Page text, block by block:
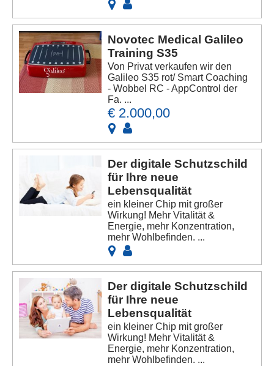
Novotec Medical Galileo
Training S35
Von Privat verkaufen wir den
Galileo S35 rot/ Smart Coaching
- Wobbel RC - AppControl der
Fa. ...
€ 2.000,00
Der digitale Schutzschild
für Ihre neue
Lebensqualität
ein kleiner Chip mit großer
Wirkung! Mehr Vitalität &
Energie, mehr Konzentration,
mehr Wohlbefinden. ...
Der digitale Schutzschild
für Ihre neue
Lebensqualität
ein kleiner Chip mit großer
Wirkung! Mehr Vitalität &
Energie, mehr Konzentration,
mehr Wohlbefinden. ...